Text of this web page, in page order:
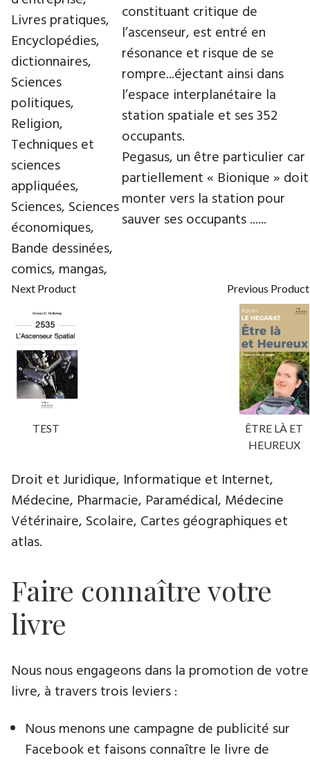
constituant critique de
l’ascenseur, est entré en
résonance et risque de se
rompre...éjectant ainsi dans
l’espace interplanétaire la
station spatiale et ses 352
occupants.
Pegasus, un être particulier car
partiellement « Bionique » doit
monter vers la station pour
sauver ses occupants ......
Next Product
TEST
Previous Product
ÊTRE LÀ ET
HEUREUX
Livres pratiques,
Encyclopédies,
dictionnaires,
Sciences
politiques,
Religion,
Techniques et
sciences
appliquées,
Sciences, Sciences
économiques,
Bande dessinées,
comics, mangas,
Droit et Juridique, Informatique et Internet,
Médecine, Pharmacie, Paramédical, Médecine
Vétérinaire, Scolaire, Cartes géographiques et
atlas.
Faire connaître votre
livre
Nous nous engageons dans la promotion de votre
livre​, à travers trois leviers :
Nous menons une campagne de publicité sur
Facebook et faisons connaître le livre de